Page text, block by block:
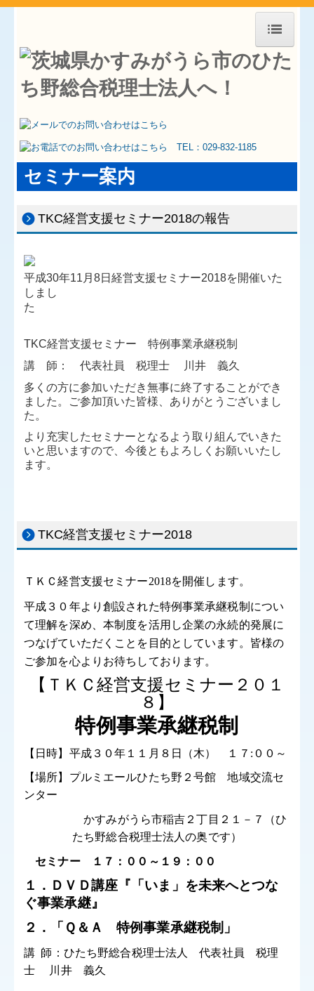
HOME
お知らせ
求人情報
交通案内
経営理念
セミナー案内
料金について
関連リンク
リンク集
お問合せ
FX4クラウド
社会福祉法人の皆様へ
経営者お役立ち情報
TKCシステムQ&A
社会福祉法人会計Q&A
経営革新等支援機関とは
経営改善オンデマンド講座
セミナー案内
TKC経営支援セミナー2018の報告
平成30年11月8日経営支援セミナー2018を開催いた
しまし
た
TKC経営支援セミナー 特例事業承継税制
講 師：代表社員 税理士 川井 義久
多くの方に参加いただき無事に終了することができ
ました。ご参加頂いた皆様、ありがとうございまし
た。
より充実したセミナーとなるよう取り組んでいきた
いと思いますので、今後ともよろしくお願いいたし
ます。
TKC経営支援セミナー2018
ＴＫＣ経営支援セミナー2018を開催します。
平成３０年より創設された特例事業承継税制につい
て理解を深め、本制度を活用し企業の永続的発展に
つなげていただくことを目的としています。皆様の
ご参加を心よりお待ちしております。
【ＴＫＣ経営支援セミナー２０１
８】
特例事業承継税制
【日時】平成３０年１１月８日（木） １７ : ００～
【場所】 プルミエールひたち野２号館 地域交流セ
ンター
かすみがうら市稲吉２丁目２１－７（ひ
たち野総合税理士法人の奥です）
セミナー １７：００～１９：００
１．ＤＶＤ講座『「いま」を未来へとつな
ぐ事業承継』
２．「Ｑ＆Ａ 特例事業承継税制」
講 師：ひたち野総合税理士法人 代表社員 税理
士 川井 義久